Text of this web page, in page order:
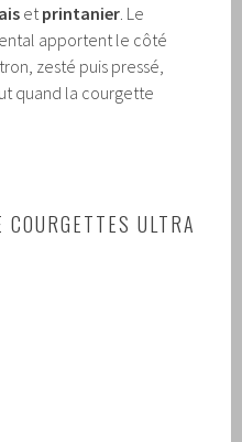
et printanier . Le
apportent le côté
zesté puis pressé,
quand la courgette
ULTRA